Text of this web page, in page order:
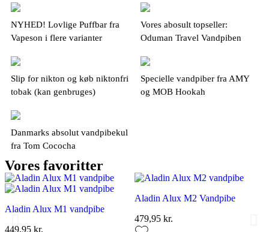
Aladin Coco 26 mm vandpibe kul
– 1 kg
76,95 kr.
Aladin Coco 27 mm vandpibe kul
– 1 kg
76,95 kr.
Aladin Coco 28 mm vandpibe kul
– 1 kg
81,95 kr.
Aladin Coco 3 delt vandpibe kul
– 1 kg
74,95 kr.
Tom Cococha Blue vandpibe kul
– 1 kg
69,95 kr.
Tom Cococha Blue vandpibe kul
– 3 kg
159,95 kr.
NYHED! Lovlige Puffbar fra
Vapeson i flere varianter
Vores abosult topseller:
Oduman Travel Vandpiben
Slip for nikton og køb niktonfri
tobak (kan genbruges)
Specielle vandpiber fra AMY
og MOB Hookah
Danmarks absolut vandpibekul
fra Tom Cococha
Vores favoritter
Aladin Alux M1 vandpibe
449,95 kr.
Aladin Alux M2 Vandpibe
479,95 kr.